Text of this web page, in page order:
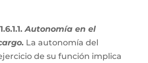
Autonomía en el
La autonomía del
de su función implica